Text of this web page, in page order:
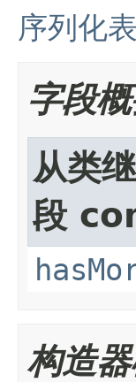
序列化
字段
从类
段
构造